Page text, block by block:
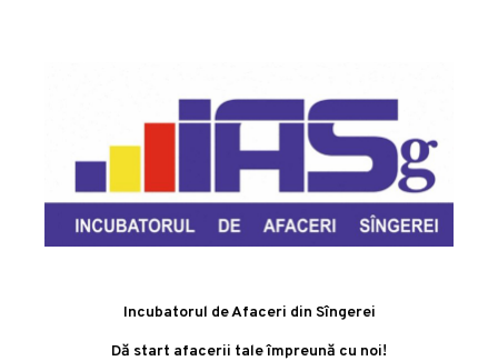
Incubatorul de Afaceri din Sîngerei
Dă start afacerii tale împreună cu noi!